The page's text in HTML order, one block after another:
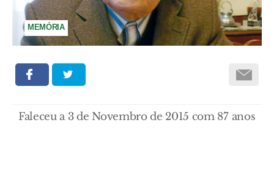
MEMÓRIA
Faleceu a 3 de Novembro de 2015 com 87 anos